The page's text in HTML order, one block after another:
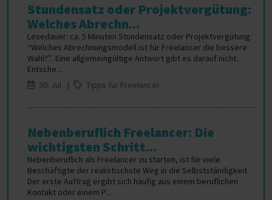
Stundensatz oder Projektvergütung:
Welches Abrechn...
Lesedauer: ca. 5 Minuten Stundensatz oder Projektvergütung:
“Welches Abrechnungsmodell ist für Freelancer die bessere
Wahl?”. Eine allgemeingültige Antwort gibt es darauf nicht.
Entsche...
30. Jul |
Tipps für Freelancer
Nebenberuflich Freelancer: Die
wichtigsten Schritt...
Nebenberuflich als Freelancer zu starten, ist für viele
Beschäftigte der realistischste Weg in die Selbstständigkeit.
Der erste Auftrag ergibt sich häufig aus einem beruflichen
Kontakt oder einem P...